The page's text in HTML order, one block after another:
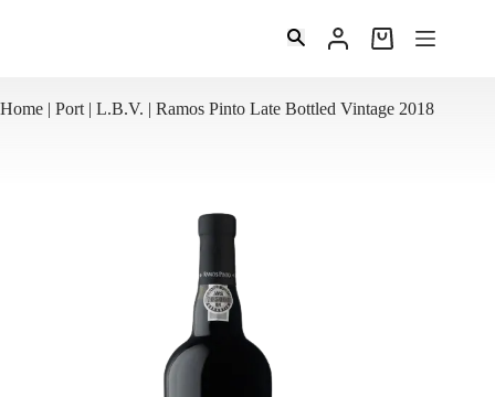
Winkelwagen
Home | Port | L.B.V. | Ramos Pinto Late Bottled Vintage 2018